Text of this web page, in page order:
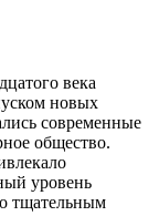
века
новых
современные
общество.
уровень
тщательным